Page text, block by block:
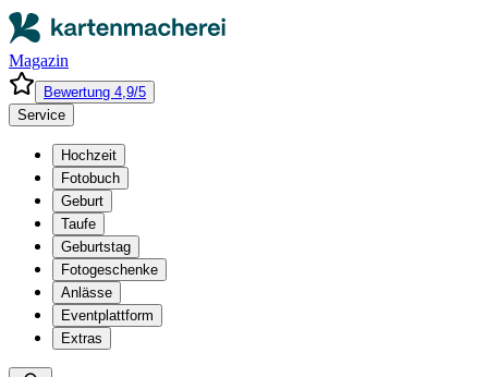
Magazin
Bewertung 4,9/5
Service
Hochzeit
Fotobuch
Geburt
Taufe
Geburtstag
Fotogeschenke
Anlässe
Eventplattform
Extras